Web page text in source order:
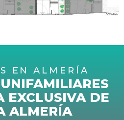
EN ALMERÍA
EXCLUSIVA DE
ALMERÍA